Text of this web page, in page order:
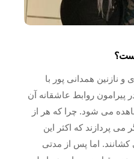
است؟
نازنین همدانی پور با
پیرامون روابط عاشقانه آن
می‌ شود. چرا که هر از
می‌ پردازند که اکثر این
اما پس از مدتی